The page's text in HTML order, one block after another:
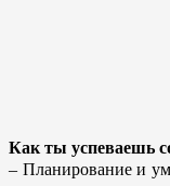
Как ты успеваешь
– Планирование и